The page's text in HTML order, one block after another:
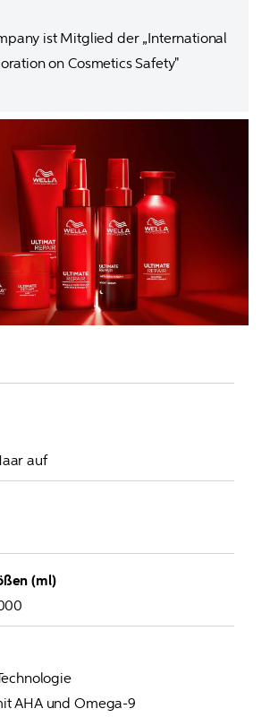
ist Mitglied der „International
on Cosmetics Safety"
auf
(ml)
AHA und Omega-9